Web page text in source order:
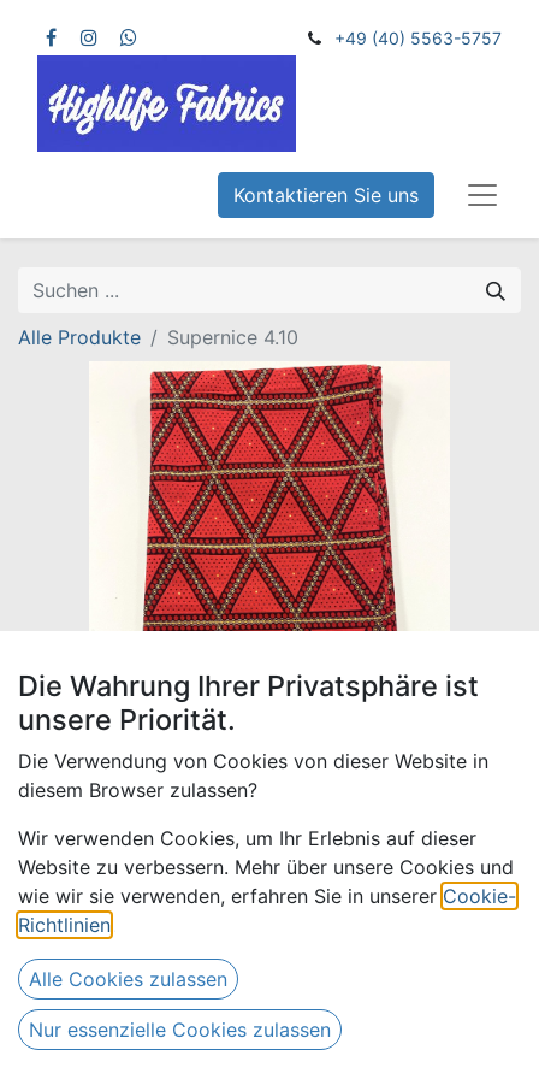
+49 (40) 5563-5757
Kontaktieren Sie uns
Alle Produkte Supernice 4.10
Supernice 4.10
33,00€
Versandkosten
Die Wahrung Ihrer Privatsphäre ist
unsere Priorität.
Die Verwendung von Cookies von dieser Website in
diesem Browser zulassen?
Wir verwenden Cookies, um Ihr Erlebnis auf dieser
Website zu verbessern. Mehr über unsere Cookies und
wie wir sie verwenden, erfahren Sie in unserer Cookie-
Richtlinien
Alle Cookies zulassen
Nur essenzielle Cookies zulassen